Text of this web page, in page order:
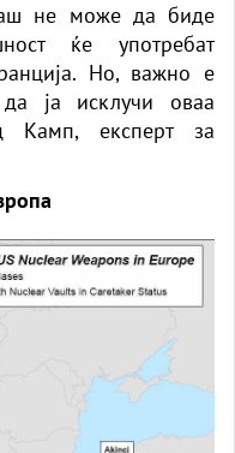
не може да биде
ќе употребат
Но, важно е
ја исклучи оваа
Камп, експерт за